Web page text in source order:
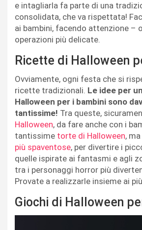
e intagliarla fa parte di una
consolidata, che va rispettata!
ai bambini, facendo attenzione –
operazioni più delicate.
Ricette di Halloween
Ovviamente, ogni festa che si
ricette tradizionali. Le idee per
Halloween per i bambini sono
tantissime! Tra queste,
Halloween, da fare anche con i
tantissime torte di Halloween,
più spaventose, per divertire i
quelle ispirate ai fantasmi e agli
tra i personaggi horror più
Provate a realizzarle insieme ai
Giochi di Halloween